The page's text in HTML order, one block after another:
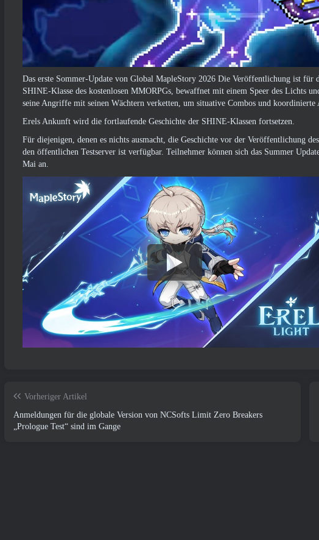
Das erste Sommer-Update von Global MapleStory 2026 Die Veröffentlichung ist
SHINE-Klasse des kostenlosen MMORPGs, bewaffnet mit einem Speer des Lichts
seine Angriffe mit seinen Wächtern verketten, um situative Combos und koordinierte
Erels Ankunft wird die fortlaufende Geschichte der SHINE-Klassen fortsetzen.
Für diejenigen, denen es nichts ausmacht, die Geschichte vor der Veröffentlichung
den öffentlichen Testserver ist verfügbar. Teilnehmer können sich das Summer
Mai an.
Vorheriger Artikel
Anmeldungen für die globale Version von NCSofts Limit Zero Breakers
„Prologue Test“ sind im Gange